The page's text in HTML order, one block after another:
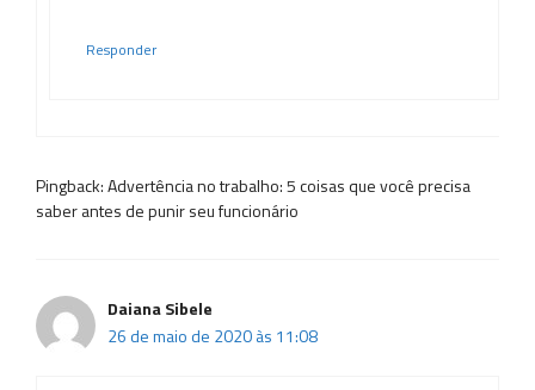
Responder
Pingback: Advertência no trabalho: 5 coisas que você precisa
saber antes de punir seu funcionário
Daiana Sibele
26 de maio de 2020 às 11:08